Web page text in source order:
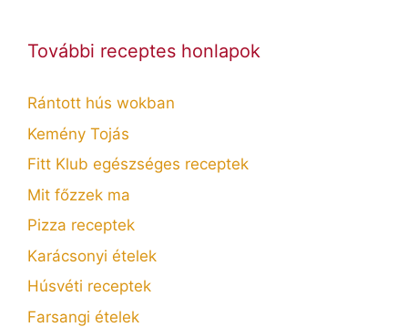
További receptes honlapok
Rántott hús wokban
Kemény Tojás
Fitt Klub egészséges receptek
Mit főzzek ma
Pizza receptek
Karácsonyi ételek
Húsvéti receptek
Farsangi ételek